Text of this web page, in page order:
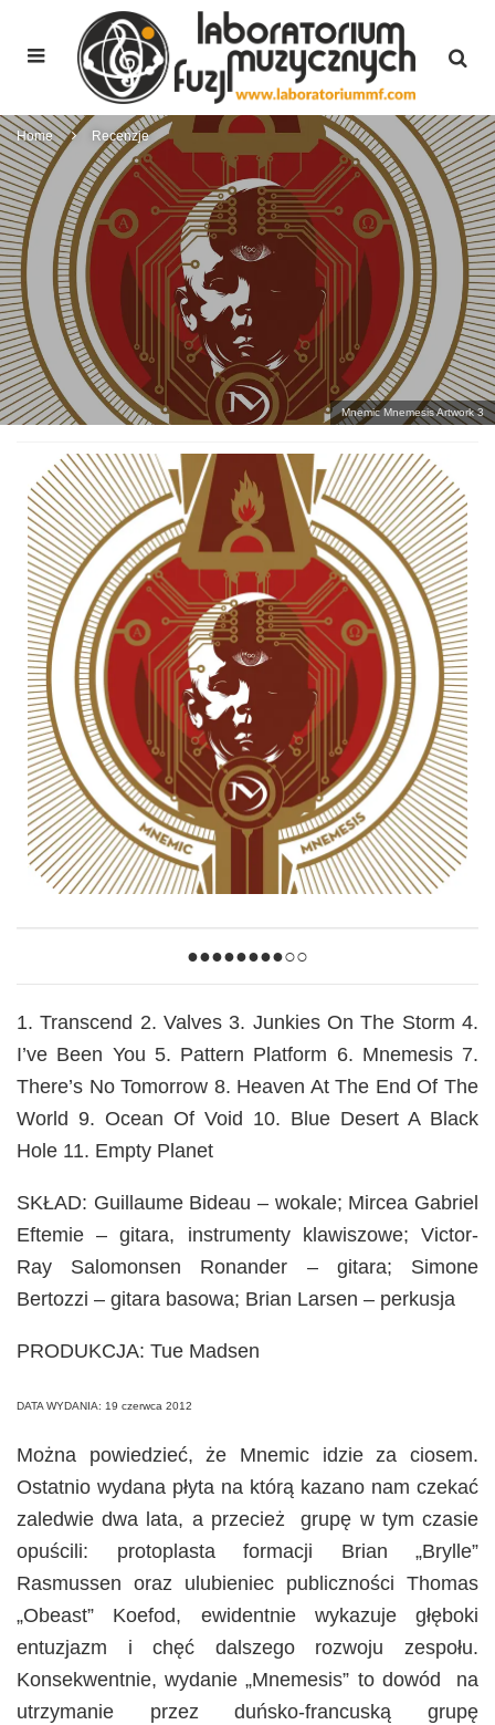
Home Recenzje
Mnemic Mnemesis Artwork 3
●●●●●●●●○○
1. Transcend 2. Valves 3. Junkies On The Storm 4.
I’ve Been You 5. Pattern Platform 6. Mnemesis 7.
There’s No Tomorrow 8. Heaven At The End Of The
World 9. Ocean Of Void 10. Blue Desert A Black
Hole 11. Empty Planet
SKŁAD: Guillaume Bideau – wokale; Mircea Gabriel
Eftemie – gitara, instrumenty klawiszowe; Victor-
Ray Salomonsen Ronander – gitara; Simone
Bertozzi – gitara basowa; Brian Larsen – perkusja
PRODUKCJA: Tue Madsen
DATA WYDANIA: 19 czerwca 2012
Można powiedzieć, że Mnemic idzie za ciosem.
Ostatnio wydana płyta na którą kazano nam czekać
zaledwie dwa lata, a przecież grupę w tym czasie
opuścili: protoplasta formacji Brian „Brylle”
Rasmussen oraz ulubieniec publiczności Thomas
„Obeast” Koefod, ewidentnie wykazuje głęboki
entuzjazm i chęć dalszego rozwoju zespołu.
Konsekwentnie, wydanie „Mnemesis” to dowód na
utrzymanie przez duńsko-francuską grupę